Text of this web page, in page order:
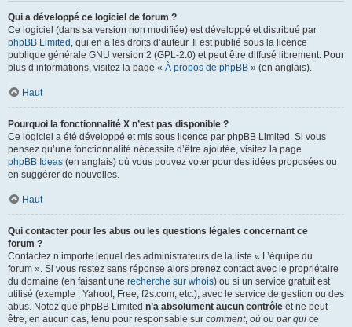
Qui a développé ce logiciel de forum ?
Ce logiciel (dans sa version non modifiée) est développé et distribué par
phpBB Limited , qui en a les droits d’auteur. Il est publié sous la licence
publique générale GNU version 2 (GPL-2.0) et peut être diffusé librement. Pour
plus d’informations, visitez la page « À propos de phpBB » (en anglais).
Haut
Pourquoi la fonctionnalité X n’est pas disponible ?
Ce logiciel a été développé et mis sous licence par phpBB Limited. Si vous
pensez qu’une fonctionnalité nécessite d’être ajoutée, visitez la page
phpBB Ideas (en anglais) où vous pouvez voter pour des idées proposées ou
en suggérer de nouvelles.
Haut
Qui contacter pour les abus ou les questions légales concernant ce
forum ?
Contactez n’importe lequel des administrateurs de la liste « L’équipe du
forum ». Si vous restez sans réponse alors prenez contact avec le propriétaire
du domaine (en faisant une recherche sur whois) ou si un service gratuit est
utilisé (exemple : Yahoo!, Free, f2s.com, etc.), avec le service de gestion ou des
abus. Notez que phpBB Limited n’a absolument aucun contrôle et ne peut
être, en aucun cas, tenu pour responsable sur comment, où ou par qui ce